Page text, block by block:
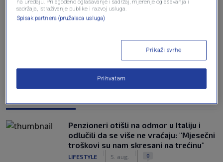
Oglas
Penzioneri otišli na odmor u Italiju i
odlučili da se više ne vraćaju: "Mjesečni
troškovi su nam skresani na trećinu"
LIFESTYLE 5. aug. 0
na uređaju. Prilagođeno oglašavanje i sadržaj, mjerenje oglašavanja i
sadržaja, istraživanje publike i razvoj usluga.
Spisak partnera (pružalaca usluga)
Prikaži svrhe
Prihvatam